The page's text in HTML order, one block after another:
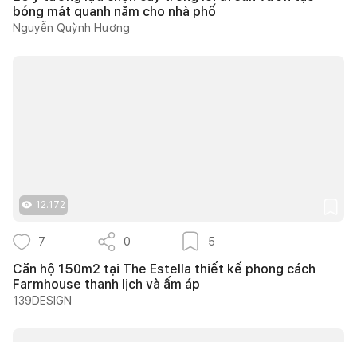
bóng mát quanh năm cho nhà phố
Nguyễn Quỳnh Hương
12.172
7 0 5
Căn hộ 150m2 tại The Estella thiết kế phong cách
Farmhouse thanh lịch và ấm áp
139DESIGN